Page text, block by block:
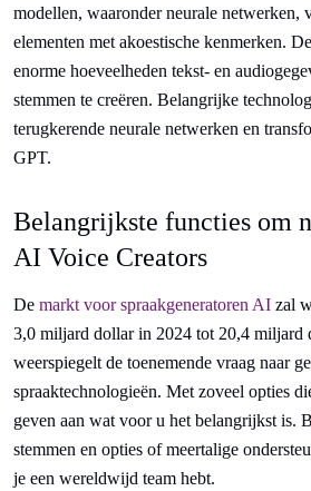
modellen, waaronder neurale netwerken,
elementen met akoestische kenmerken.
enorme hoeveelheden tekst- en
stemmen te creëren. Belangrijke
terugkerende neurale netwerken en
GPT.
Belangrijkste functies om
AI Voice Creators
De markt voor spraakgeneratoren AI zal
3,0 miljard dollar in 2024 tot 20,4 miljard
weerspiegelt de toenemende vraag naar
spraaktechnologieën. Met zoveel opties
geven aan wat voor u het belangrijkst is.
stemmen en opties of meertalige
je een wereldwijd team hebt.